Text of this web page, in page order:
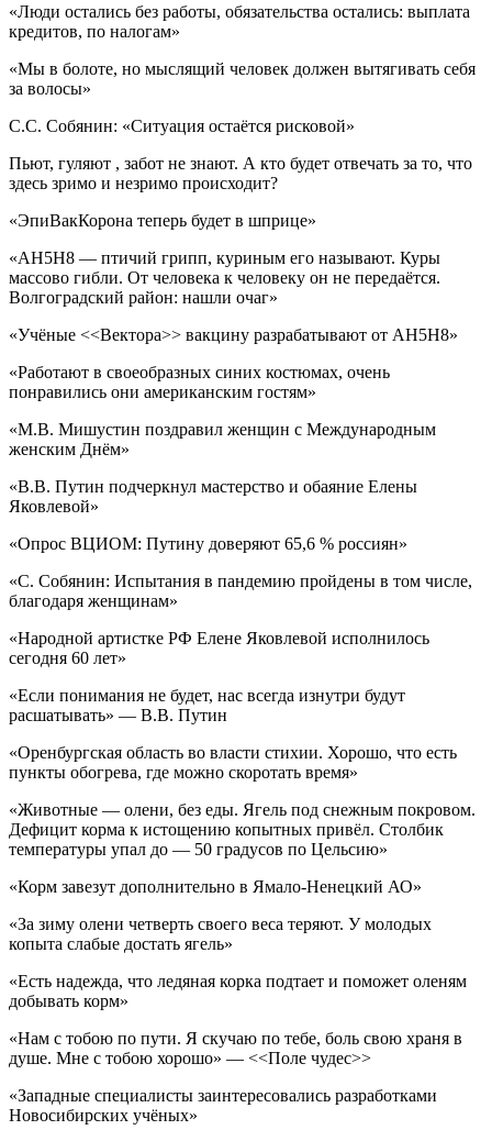
«Люди остались без работы, обязательства остались: выплата
кредитов, по налогам»
«Мы в болоте, но мыслящий человек должен вытягивать себя
за волосы»
С.С. Собянин: «Ситуация остаётся рисковой»
Пьют, гуляют , забот не знают. А кто будет отвечать за то, что
здесь зримо и незримо происходит?
«ЭпиВакКорона теперь будет в шприце»
«АН5Н8 — птичий грипп, куриным его называют. Куры
массово гибли. От человека к человеку он не передаётся.
Волгоградский район: нашли очаг»
«Учёные <<Вектора>> вакцину разрабатывают от АН5Н8»
«Работают в своеобразных синих костюмах, очень
понравились они американским гостям»
«М.В. Мишустин поздравил женщин с Международным
женским Днём»
«В.В. Путин подчеркнул мастерство и обаяние Елены
Яковлевой»
«Опрос ВЦИОМ: Путину доверяют 65,6 % россиян»
«С. Собянин: Испытания в пандемию пройдены в том числе,
благодаря женщинам»
«Народной артистке РФ Елене Яковлевой исполнилось
сегодня 60 лет»
«Если понимания не будет, нас всегда изнутри будут
расшатывать» — В.В. Путин
«Оренбургская область во власти стихии. Хорошо, что есть
пункты обогрева, где можно скоротать время»
«Животные — олени, без еды. Ягель под снежным покровом.
Дефицит корма к истощению копытных привёл. Столбик
температуры упал до — 50 градусов по Цельсию»
«Корм завезут дополнительно в Ямало-Ненецкий АО»
«За зиму олени четверть своего веса теряют. У молодых
копыта слабые достать ягель»
«Есть надежда, что ледяная корка подтает и поможет оленям
добывать корм»
«Нам с тобою по пути. Я скучаю по тебе, боль свою храня в
душе. Мне с тобою хорошо» — <<Поле чудес>>
«Западные специалисты заинтересовались разработками
Новосибирских учёных»